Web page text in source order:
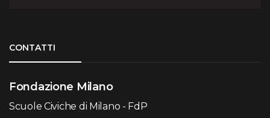
CONTATTI
Fondazione Milano
Scuole Civiche di Milano - FdP